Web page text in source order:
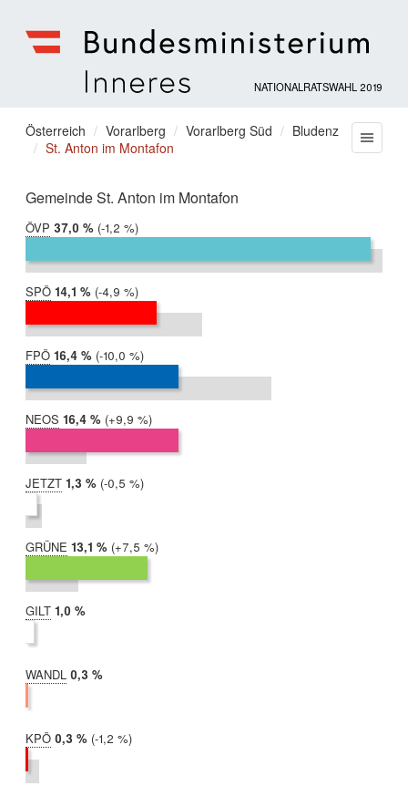
für
Inneres
NATIONALRATSWAHL 2019
Sie
befinden
hier:
Österreich Vorarlberg Vorarlberg Süd
Bludenz
St. Anton im Montafon
Gemeinde St. Anton im Montafon
ÖVP 2019:
37,0 %
2017:
38,3 %
Differenz:
-1,2 %
SPÖ 2019:
14,1 %
2017:
19,0 %
Differenz:
-4,9 %
FPÖ 2019:
16,4 %
2017:
26,4 %
Differenz:
-10,0 %
NEOS 2019:
16,4 %
2017:
6,5 %
Differenz:
+9,9 %
JETZT 2019:
1,3 %
2017:
1,8 %
Differenz:
-0,5 %
GRÜNE 2019:
13,1 %
2017:
5,6 %
Differenz:
+7,5 %
GILT 2019:
1,0 %
WANDL 2019:
0,3 %
KPÖ 2019:
0,3 %
2017:
1,5 %
Differenz:
-1,2 %